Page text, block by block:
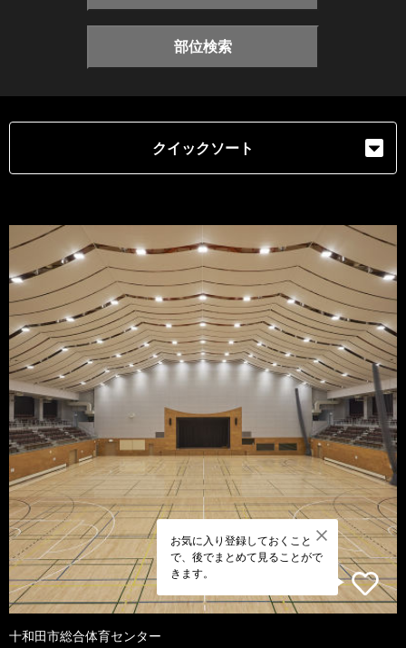
部位検索
クイックソート
お気に入り登録しておくこと
で、後でまとめて見ることがで
きます。
十和田市総合体育センター